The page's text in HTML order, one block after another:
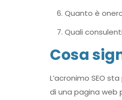
Quanto è
Quali
Cosa
L’acronimo SEO sta
di una pagina web